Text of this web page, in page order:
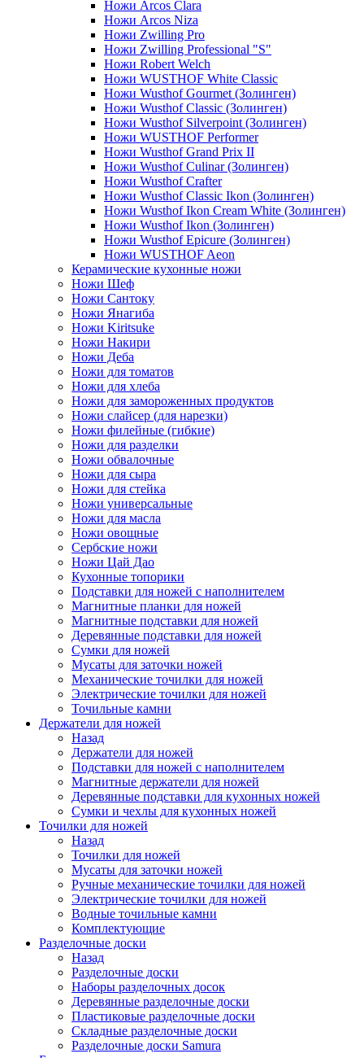
Ножи Arcos Clara
Ножи Arcos Niza
Ножи Zwilling Pro
Ножи Zwilling Professional "S"
Ножи Robert Welch
Ножи WUSTHOF White Classic
Ножи Wusthof Gourmet (Золинген)
Ножи Wusthof Classic (Золинген)
Ножи Wusthof Silverpoint (Золинген)
Ножи WUSTHOF Performer
Ножи Wusthof Grand Prix II
Ножи Wusthof Culinar (Золинген)
Ножи Wusthof Crafter
Ножи Wusthof Classic Ikon (Золинген)
Ножи Wusthof Ikon Cream White (Золинген)
Ножи Wusthof Ikon (Золинген)
Ножи Wusthof Epicure (Золинген)
Ножи WUSTHOF Aeon
Керамические кухонные ножи
Ножи Шеф
Ножи Сантоку
Ножи Янагиба
Ножи Kiritsuke
Ножи Накири
Ножи Деба
Ножи для томатов
Ножи для хлеба
Ножи для замороженных продуктов
Ножи слайсер (для нарезки)
Ножи филейные (гибкие)
Ножи для разделки
Ножи обвалочные
Ножи для сыра
Ножи для стейка
Ножи универсальные
Ножи для масла
Ножи овощные
Сербские ножи
Ножи Цай Дао
Кухонные топорики
Подставки для ножей с наполнителем
Магнитные планки для ножей
Магнитные подставки для ножей
Деревянные подставки для ножей
Сумки для ножей
Мусаты для заточки ножей
Механические точилки для ножей
Электрические точилки для ножей
Точильные камни
Держатели для ножей
Назад
Держатели для ножей
Подставки для ножей с наполнителем
Магнитные держатели для ножей
Деревянные подставки для кухонных ножей
Сумки и чехлы для кухонных ножей
Точилки для ножей
Назад
Точилки для ножей
Мусаты для заточки ножей
Ручные механические точилки для ножей
Электрические точилки для ножей
Водные точильные камни
Комплектующие
Разделочные доски
Назад
Разделочные доски
Наборы разделочных досок
Деревянные разделочные доски
Пластиковые разделочные доски
Складные разделочные доски
Разделочные доски Samura